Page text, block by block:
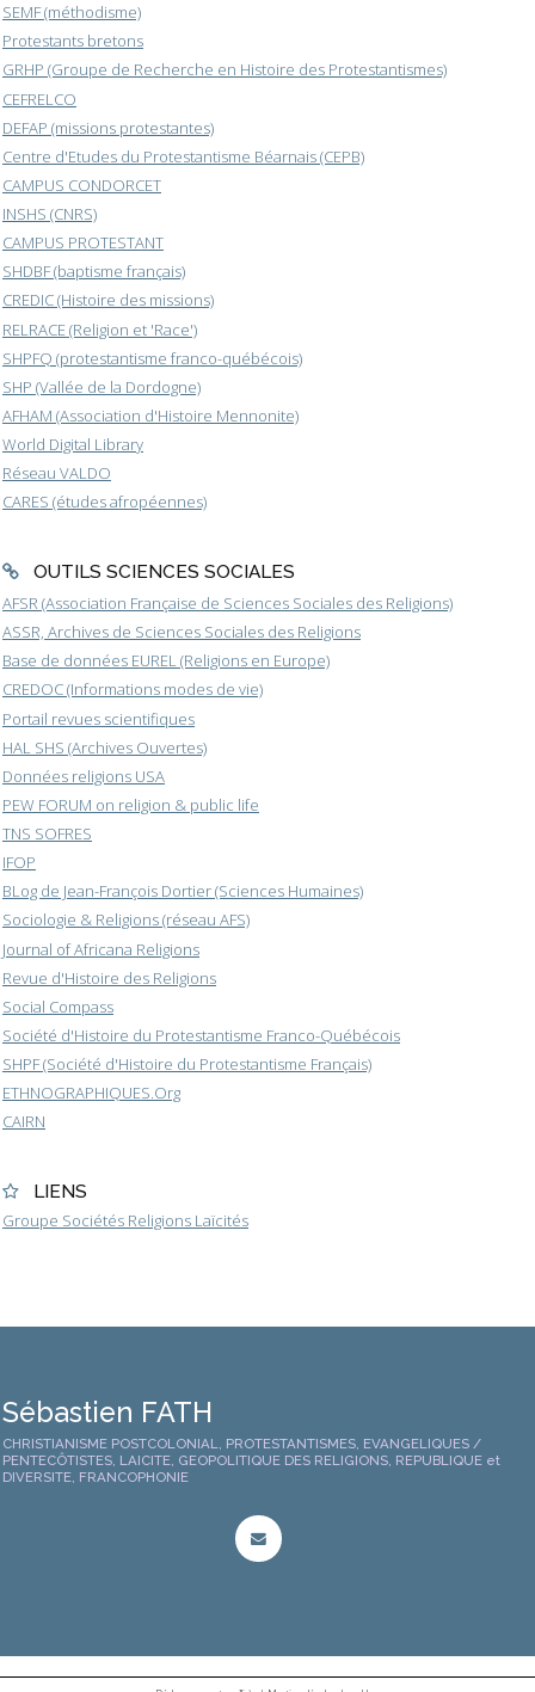
SEMF (méthodisme)
Protestants bretons
GRHP (Groupe de Recherche en Histoire des Protestantismes)
CEFRELCO
DEFAP (missions protestantes)
Centre d'Etudes du Protestantisme Béarnais (CEPB)
CAMPUS CONDORCET
INSHS (CNRS)
CAMPUS PROTESTANT
SHDBF (baptisme français)
CREDIC (Histoire des missions)
RELRACE (Religion et 'Race')
SHPFQ (protestantisme franco-québécois)
SHP (Vallée de la Dordogne)
AFHAM (Association d'Histoire Mennonite)
World Digital Library
Réseau VALDO
CARES (études afropéennes)
OUTILS SCIENCES SOCIALES
AFSR (Association Française de Sciences Sociales des Religions)
ASSR, Archives de Sciences Sociales des Religions
Base de données EUREL (Religions en Europe)
CREDOC (Informations modes de vie)
Portail revues scientifiques
HAL SHS (Archives Ouvertes)
Données religions USA
PEW FORUM on religion & public life
TNS SOFRES
IFOP
BLog de Jean-François Dortier (Sciences Humaines)
Sociologie & Religions (réseau AFS)
Journal of Africana Religions
Revue d'Histoire des Religions
Social Compass
Société d'Histoire du Protestantisme Franco-Québécois
SHPF (Société d'Histoire du Protestantisme Français)
ETHNOGRAPHIQUES.Org
CAIRN
LIENS
Groupe Sociétés Religions Laïcités
Sébastien FATH
CHRISTIANISME POSTCOLONIAL, PROTESTANTISMES, EVANGELIQUES /
PENTECÔTISTES, LAICITE, GEOPOLITIQUE DES RELIGIONS, REPUBLIQUE et
DIVERSITE, FRANCOPHONIE